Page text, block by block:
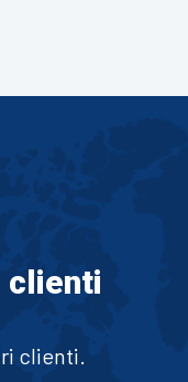
clienti
clienti.